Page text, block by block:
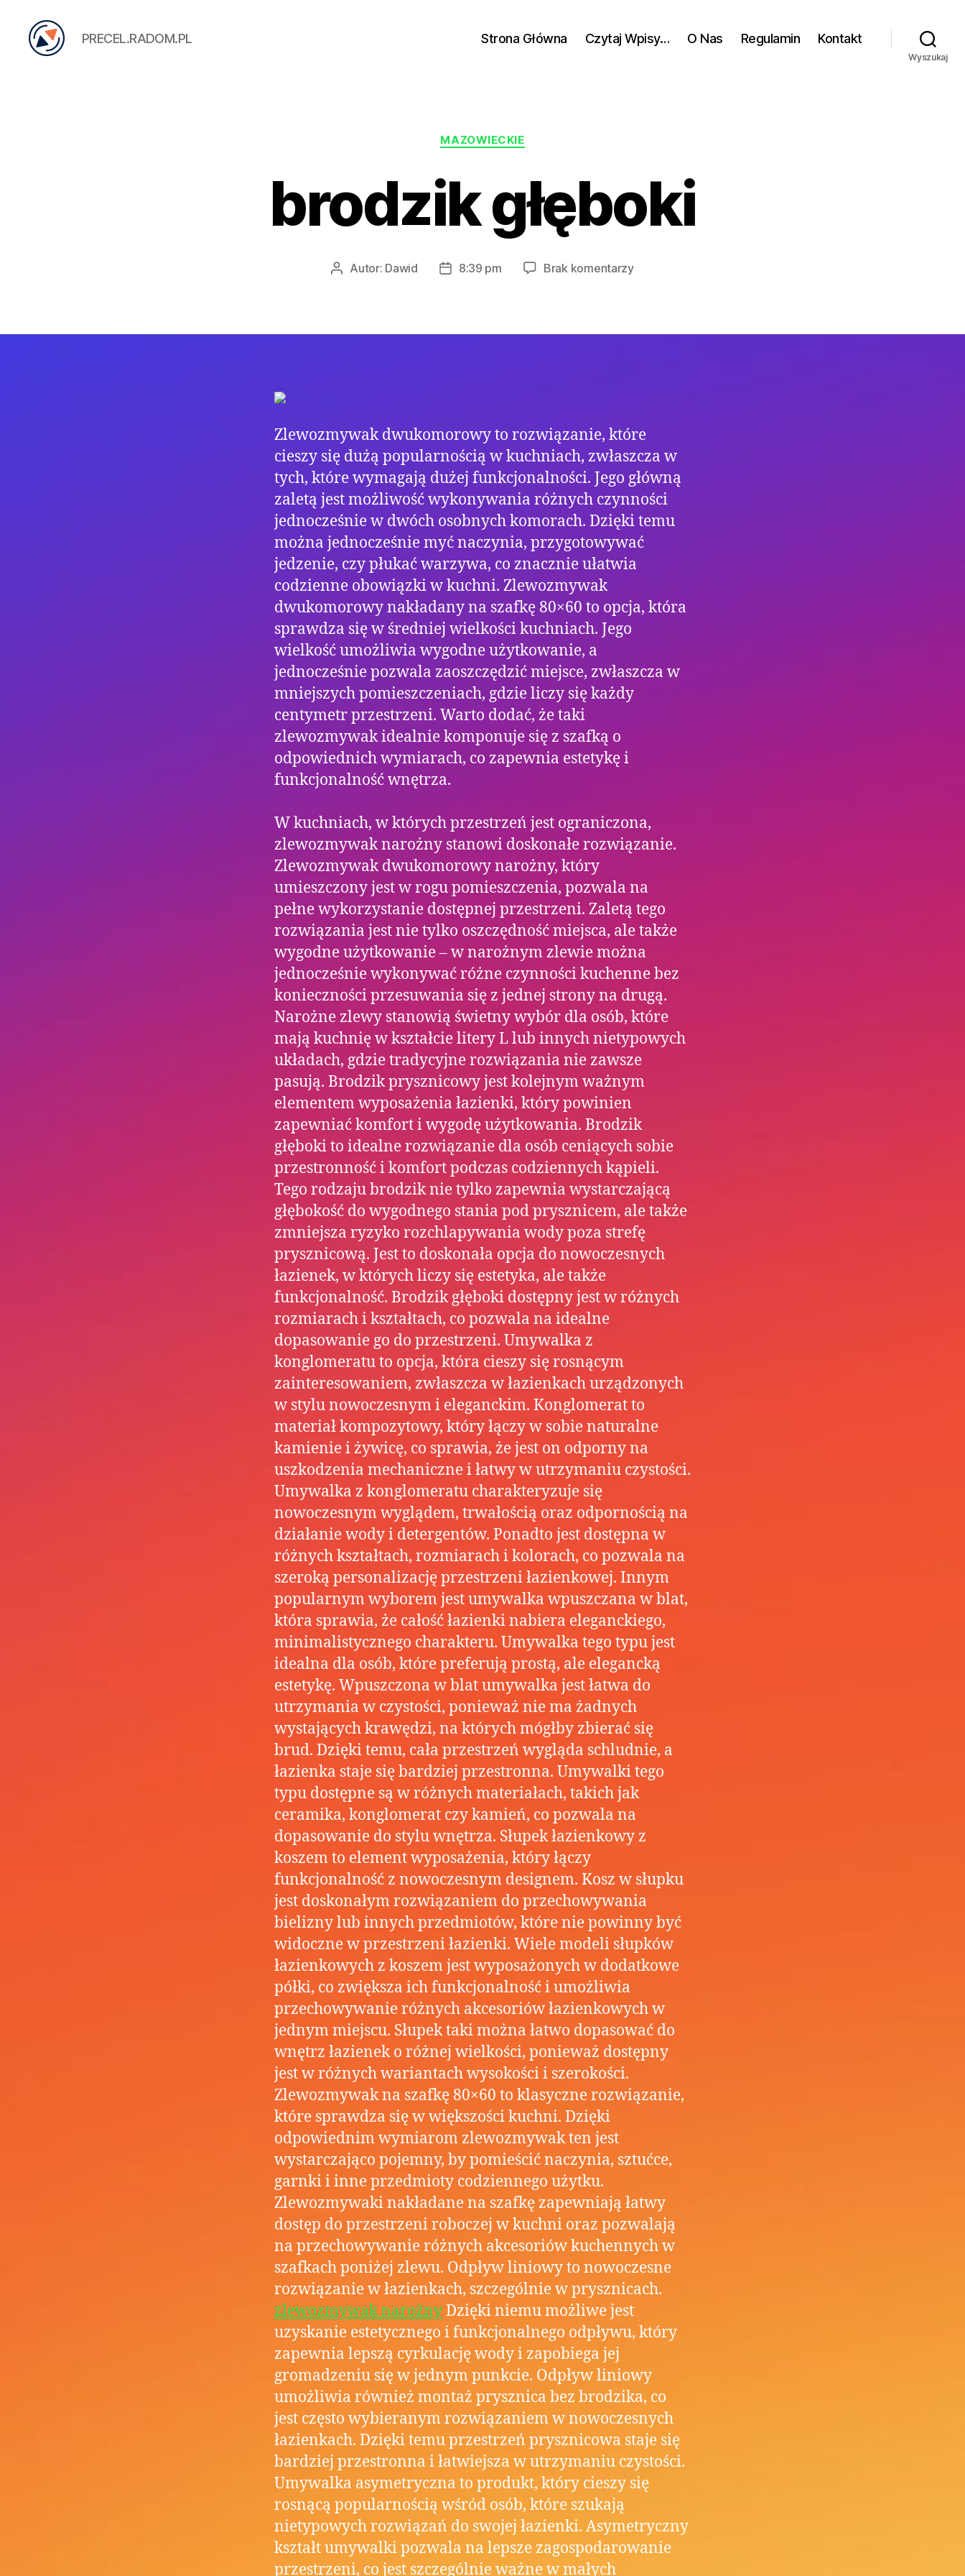
PRECEL.RADOM.PL Strona Główna Czytaj Wpisy… O Nas Regulamin Kontakt
Wyszukaj
Kategorie
MAZOWIECKIE
brodzik głęboki
AutorAutor: Dawid
Data8:39 pm Brak komentarzydo
Zlewozmywak dwukomorowy to rozwiązanie, które
cieszy się dużą popularnością w kuchniach, zwłaszcza w
tych, które wymagają dużej funkcjonalności. Jego główną
zaletą jest możliwość wykonywania różnych czynności
jednocześnie w dwóch osobnych komorach. Dzięki temu
można jednocześnie myć naczynia, przygotowywać
jedzenie, czy płukać warzywa, co znacznie ułatwia
codzienne obowiązki w kuchni. Zlewozmywak
dwukomorowy nakładany na szafkę 80×60 to opcja, która
sprawdza się w średniej wielkości kuchniach. Jego
wielkość umożliwia wygodne użytkowanie, a
jednocześnie pozwala zaoszczędzić miejsce, zwłaszcza w
mniejszych pomieszczeniach, gdzie liczy się każdy
centymetr przestrzeni. Warto dodać, że taki
zlewozmywak idealnie komponuje się z szafką o
odpowiednich wymiarach, co zapewnia estetykę i
funkcjonalność wnętrza.
W kuchniach, w których przestrzeń jest ograniczona,
zlewozmywak narożny stanowi doskonałe rozwiązanie.
Zlewozmywak dwukomorowy narożny, który
umieszczony jest w rogu pomieszczenia, pozwala na
pełne wykorzystanie dostępnej przestrzeni. Zaletą tego
rozwiązania jest nie tylko oszczędność miejsca, ale także
wygodne użytkowanie – w narożnym zlewie można
jednocześnie wykonywać różne czynności kuchenne bez
konieczności przesuwania się z jednej strony na drugą.
Narożne zlewy stanowią świetny wybór dla osób, które
mają kuchnię w kształcie litery L lub innych nietypowych
układach, gdzie tradycyjne rozwiązania nie zawsze
pasują. Brodzik prysznicowy jest kolejnym ważnym
elementem wyposażenia łazienki, który powinien
zapewniać komfort i wygodę użytkowania. Brodzik
głęboki to idealne rozwiązanie dla osób ceniących sobie
przestronność i komfort podczas codziennych kąpieli.
Tego rodzaju brodzik nie tylko zapewnia wystarczającą
głębokość do wygodnego stania pod prysznicem, ale także
zmniejsza ryzyko rozchlapywania wody poza strefę
prysznicową. Jest to doskonała opcja do nowoczesnych
łazienek, w których liczy się estetyka, ale także
funkcjonalność. Brodzik głęboki dostępny jest w różnych
rozmiarach i kształtach, co pozwala na idealne
dopasowanie go do przestrzeni. Umywalka z
konglomeratu to opcja, która cieszy się rosnącym
zainteresowaniem, zwłaszcza w łazienkach urządzonych
w stylu nowoczesnym i eleganckim. Konglomerat to
materiał kompozytowy, który łączy w sobie naturalne
kamienie i żywicę, co sprawia, że jest on odporny na
uszkodzenia mechaniczne i łatwy w utrzymaniu czystości.
Umywalka z konglomeratu charakteryzuje się
nowoczesnym wyglądem, trwałością oraz odpornością na
działanie wody i detergentów. Ponadto jest dostępna w
różnych kształtach, rozmiarach i kolorach, co pozwala na
szeroką personalizację przestrzeni łazienkowej. Innym
popularnym wyborem jest umywalka wpuszczana w blat,
która sprawia, że całość łazienki nabiera eleganckiego,
minimalistycznego charakteru. Umywalka tego typu jest
idealna dla osób, które preferują prostą, ale elegancką
estetykę. Wpuszczona w blat umywalka jest łatwa do
utrzymania w czystości, ponieważ nie ma żadnych
wystających krawędzi, na których mógłby zbierać się
brud. Dzięki temu, cała przestrzeń wygląda schludnie, a
łazienka staje się bardziej przestronna. Umywalki tego
typu dostępne są w różnych materiałach, takich jak
ceramika, konglomerat czy kamień, co pozwala na
dopasowanie do stylu wnętrza. Słupek łazienkowy z
koszem to element wyposażenia, który łączy
funkcjonalność z nowoczesnym designem. Kosz w słupku
jest doskonałym rozwiązaniem do przechowywania
bielizny lub innych przedmiotów, które nie powinny być
widoczne w przestrzeni łazienki. Wiele modeli słupków
łazienkowych z koszem jest wyposażonych w dodatkowe
półki, co zwiększa ich funkcjonalność i umożliwia
przechowywanie różnych akcesoriów łazienkowych w
jednym miejscu. Słupek taki można łatwo dopasować do
wnętrz łazienek o różnej wielkości, ponieważ dostępny
jest w różnych wariantach wysokości i szerokości.
Zlewozmywak na szafkę 80×60 to klasyczne rozwiązanie,
które sprawdza się w większości kuchni. Dzięki
odpowiednim wymiarom zlewozmywak ten jest
wystarczająco pojemny, by pomieścić naczynia, sztućce,
garnki i inne przedmioty codziennego użytku.
Zlewozmywaki nakładane na szafkę zapewniają łatwy
dostęp do przestrzeni roboczej w kuchni oraz pozwalają
na przechowywanie różnych akcesoriów kuchennych w
szafkach poniżej zlewu. Odpływ liniowy to nowoczesne
rozwiązanie w łazienkach, szczególnie w prysznicach.
zlewozmywak narożnyDzięki niemu możliwe jest
uzyskanie estetycznego i funkcjonalnego odpływu, który
zapewnia lepszą cyrkulację wody i zapobiega jej
gromadzeniu się w jednym punkcie. Odpływ liniowy
umożliwia również montaż prysznica bez brodzika, co
jest często wybieranym rozwiązaniem w nowoczesnych
łazienkach. Dzięki temu przestrzeń prysznicowa staje się
bardziej przestronna i łatwiejsza w utrzymaniu czystości.
Umywalka asymetryczna to produkt, który cieszy się
rosnącą popularnością wśród osób, które szukają
nietypowych rozwiązań do swojej łazienki. Asymetryczny
kształt umywalki pozwala na lepsze zagospodarowanie
przestrzeni, co jest szczególnie ważne w małych